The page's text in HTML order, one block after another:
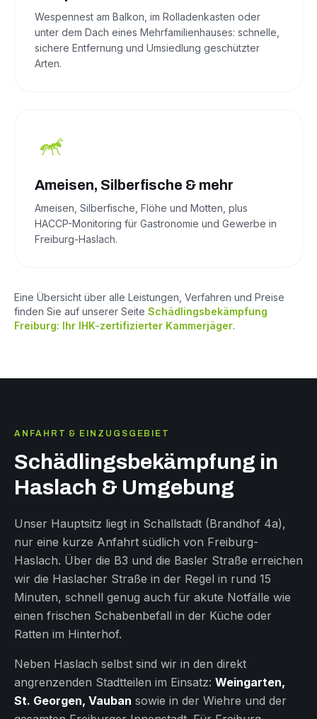
Wespennest am Balkon, im Rolladenkasten oder
unter dem Dach eines Mehrfamilienhauses: schnelle,
sichere Entfernung und Umsiedlung geschützter
Arten.
Ameisen, Silberfische & mehr
Ameisen, Silberfische, Flöhe und Motten, plus
HACCP-Monitoring für Gastronomie und Gewerbe in
Freiburg-Haslach.
Eine Übersicht über alle Leistungen, Verfahren und Preise
finden Sie auf unserer Seite Schädlingsbekämpfung
Freiburg: Ihr IHK-zertifizierter Kammerjäger.
ANFAHRT & EINZUGSGEBIET
Schädlingsbekämpfung in
Haslach & Umgebung
Unser Hauptsitz liegt in Schallstadt (Brandhof 4a),
nur eine kurze Anfahrt südlich von Freiburg-
Haslach. Über die B3 und die Basler Straße erreichen
wir die Haslacher Straße in der Regel in rund 15
Minuten, schnell genug auch für akute Notfälle wie
einen frischen Schabenbefall in der Küche oder
Ratten im Hinterhof.
Neben Haslach selbst sind wir in den direkt
angrenzenden Stadtteilen im Einsatz: Weingarten,
St. Georgen, Vauban sowie in der Wiehre und der